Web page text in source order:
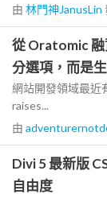
由 林門神JanusLin
從 Oratomic
分選項，而是
網站開發領域最近
raises...
由
Divi 5 最新版
自由度